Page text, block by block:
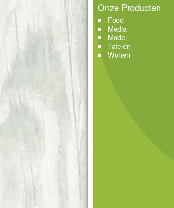
Onze Producten
Food
Media
Mode
Tafelen
Wonen